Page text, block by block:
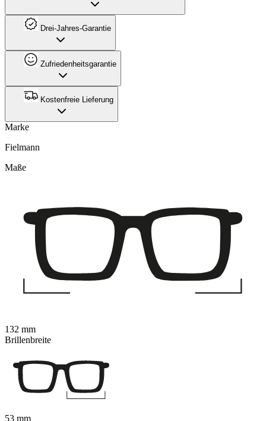
Drei-Jahres-Garantie
Zufriedenheitsgarantie
Kostenfreie Lieferung
Marke
Fielmann
Maße
132 mm
Brillenbreite
53 mm